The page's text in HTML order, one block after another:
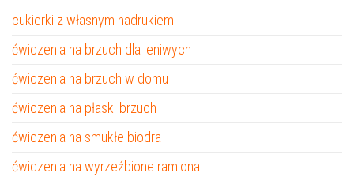
cukierki z własnym nadrukiem
ćwiczenia na brzuch dla leniwych
ćwiczenia na brzuch w domu
ćwiczenia na płaski brzuch
ćwiczenia na smukłe biodra
ćwiczenia na wyrzeźbione ramiona